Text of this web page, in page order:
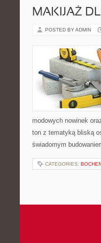
MAKIJAŻ
POSTED BY ADMIN
modowych nowinek
ton z tematyką bliską
świadomym
CATEGORIES: